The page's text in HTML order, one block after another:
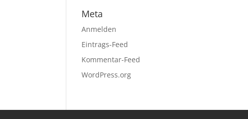
Meta
Anmelden
Eintrags-Feed
Kommentar-Feed
WordPress.org